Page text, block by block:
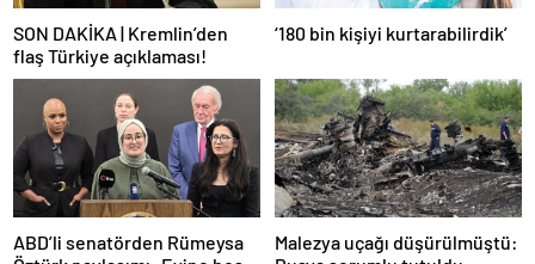
SON DAKİKA | Kremlin’den
flaş Türkiye açıklaması!
‘180 bin kişiyi kurtarabilirdik’
ABD’li senatörden Rümeysa
Malezya uçağı düşürülmüştü: